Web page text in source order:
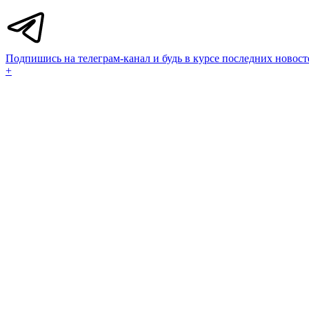
Подпишись на телеграм-канал и будь в курсе последних
+